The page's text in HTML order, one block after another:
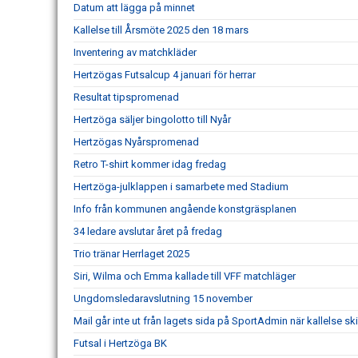
Datum att lägga på minnet
Kallelse till Årsmöte 2025 den 18 mars
Inventering av matchkläder
Hertzögas Futsalcup 4 januari för herrar
Resultat tipspromenad
Hertzöga säljer bingolotto till Nyår
Hertzögas Nyårspromenad
Retro T-shirt kommer idag fredag
Hertzöga-julklappen i samarbete med Stadium
Info från kommunen angående konstgräsplanen
34 ledare avslutar året på fredag
Trio tränar Herrlaget 2025
Siri, Wilma och Emma kallade till VFF matchläger
Ungdomsledaravslutning 15 november
Mail går inte ut från lagets sida på SportAdmin när kallelse
Futsal i Hertzöga BK